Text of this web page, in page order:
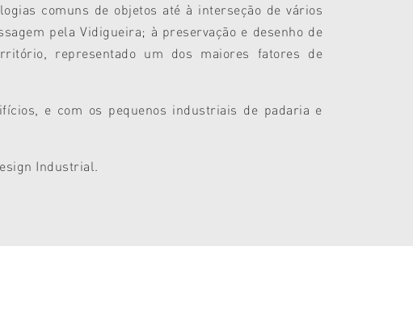
comuns de objetos até à interseção de vários
pela Vidigueira; à preservação e desenho de
representado um dos maiores fatores de
e com os pequenos industriais de padaria e
Industrial.